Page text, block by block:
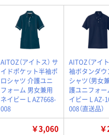
AITOZ（アイトス） サ
イドポケット半袖ポ
ロシャツ 介護ユニ
フォーム 男女兼用
ネイビー L AZ7668-
008
AITOZ（アイ
袖ボタンダウ
シャツ（男女
護ユニフォー
イビー L AZ-
008（直送品）
￥3,060